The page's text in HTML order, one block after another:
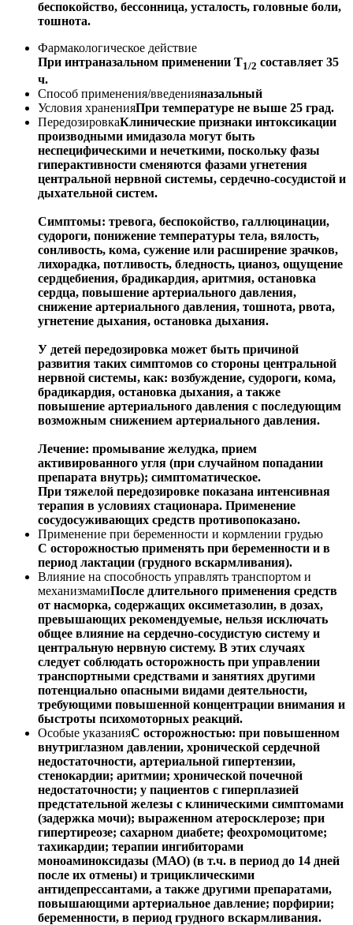
беспокойство, бессонница, усталость, головные боли,
тошнота.
Фармакологическое действие
При интраназальном применении T1/2 составляет 35
ч.
Способ применения/введенияназальный
Условия храненияПри температуре не выше 25 град.
ПередозировкаКлинические признаки интоксикации
производными имидазола могут быть
неспецифическими и нечеткими, поскольку фазы
гиперактивности сменяются фазами угнетения
центральной нервной системы, сердечно-сосудистой и
дыхательной систем.
Симптомы: тревога, беспокойство, галлюцинации,
судороги, понижение температуры тела, вялость,
сонливость, кома, сужение или расширение зрачков,
лихорадка, потливость, бледность, цианоз, ощущение
сердцебиения, брадикардия, аритмия, остановка
сердца, повышение артериального давления,
снижение артериального давления, тошнота, рвота,
угнетение дыхания, остановка дыхания.
У детей передозировка может быть причиной
развития таких симптомов со стороны центральной
нервной системы, как: возбуждение, судороги, кома,
брадикардия, остановка дыхания, а также
повышение артериального давления с последующим
возможным снижением артериального давления.
Лечение: промывание желудка, прием
активированного угля (при случайном попадании
препарата внутрь); симптоматическое.
При тяжелой передозировке показана интенсивная
терапия в условиях стационара. Применение
сосудосуживающих средств противопоказано.
Применение при беременности и кормлении грудью
С осторожностью применять при беременности и в
период лактации (грудного вскармливания).
Влияние на способность управлять транспортом и
механизмамиПосле длительного применения средств
от насморка, содержащих оксиметазолин, в дозах,
превышающих рекомендуемые, нельзя исключать
общее влияние на сердечно-сосудистую систему и
центральную нервную систему. В этих случаях
следует соблюдать осторожность при управлении
транспортными средствами и занятиях другими
потенциально опасными видами деятельности,
требующими повышенной концентрации внимания и
быстроты психомоторных реакций.
Особые указанияС осторожностью: при повышенном
внутриглазном давлении, хронической сердечной
недостаточности, артериальной гипертензии,
стенокардии; аритмии; хронической почечной
недостаточности; у пациентов с гиперплазией
предстательной железы с клиническими симптомами
(задержка мочи); выраженном атеросклерозе; при
гипертиреозе; сахарном диабете; феохромоцитоме;
тахикардии; терапии ингибиторами
моноаминоксидазы (МАО) (в т.ч. в период до 14 дней
после их отмены) и трициклическими
антидепрессантами, а также другими препаратами,
повышающими артериальное давление; порфирии;
беременности, в период грудного вскармливания.